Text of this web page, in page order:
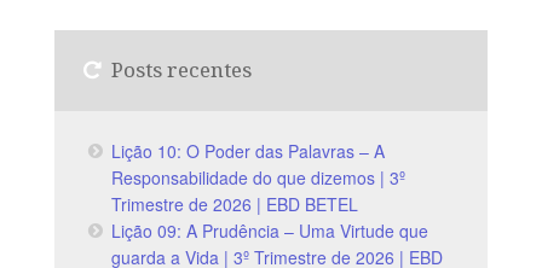
Posts recentes
Lição 10: O Poder das Palavras – A
Responsabilidade do que dizemos | 3º
Trimestre de 2026 | EBD BETEL
Lição 09: A Prudência – Uma Virtude que
guarda a Vida | 3º Trimestre de 2026 | EBD